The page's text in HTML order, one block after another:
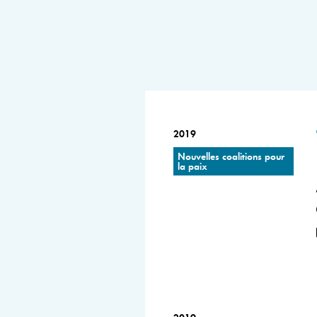
2019
Nouvelles coalitions pour
la paix